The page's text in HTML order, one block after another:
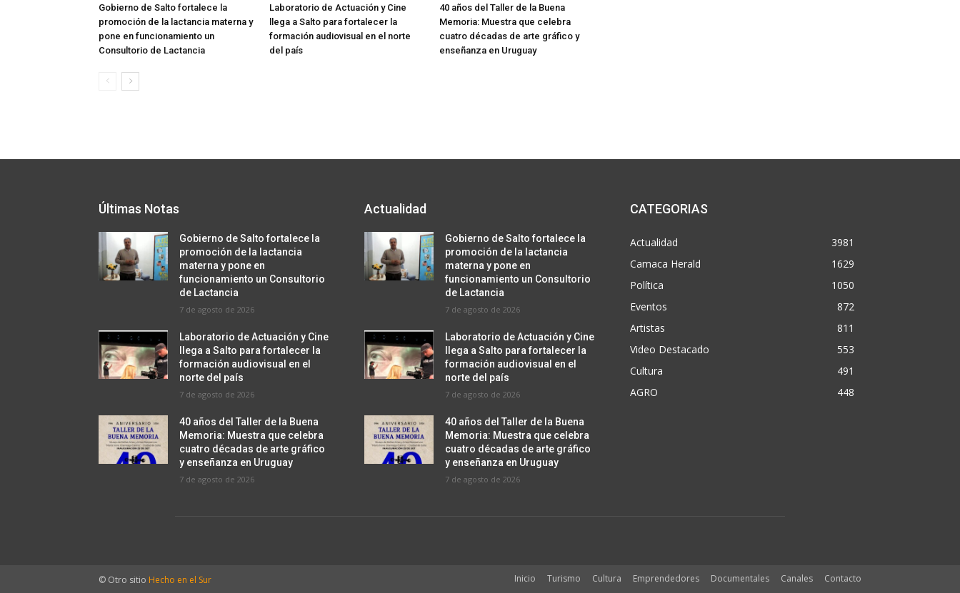
p
a
d
s
n
u
l
v
.
Gobierno de Salto fortalece la
promoción de la lactancia materna y
pone en funcionamiento un
Consultorio de Lactancia
Laboratorio de Actuación y Cine
llega a Salto para fortalecer la
formación audiovisual en el norte
del país
40 años del Taller de la Buena
Memoria: Muestra que celebra
cuatro décadas de arte gráfico y
enseñanza en Uruguay
Últimas Notas
Gobierno de Salto fortalece la
promoción de la lactancia
materna y pone en
funcionamiento un Consultorio
de Lactancia
7 de agosto de 2026
Laboratorio de Actuación y Cine
llega a Salto para fortalecer la
formación audiovisual en el
norte del país
7 de agosto de 2026
40 años del Taller de la Buena
Memoria: Muestra que celebra
cuatro décadas de arte gráfico
y enseñanza en Uruguay
7 de agosto de 2026
Actualidad
Gobierno de Salto fortalece la
promoción de la lactancia
materna y pone en
funcionamiento un Consultorio
de Lactancia
7 de agosto de 2026
Laboratorio de Actuación y Cine
llega a Salto para fortalecer la
formación audiovisual en el
norte del país
7 de agosto de 2026
40 años del Taller de la Buena
Memoria: Muestra que celebra
cuatro décadas de arte gráfico
y enseñanza en Uruguay
7 de agosto de 2026
CATEGORIAS
Actualidad
3981
Camaca Herald
1629
Política
1050
Eventos
872
Artistas
811
Video Destacado
553
Cultura
491
AGRO
448
© Otro sitio Hecho en el Sur Inicio Turismo Cultura Emprendedores Documentales Canales Contacto